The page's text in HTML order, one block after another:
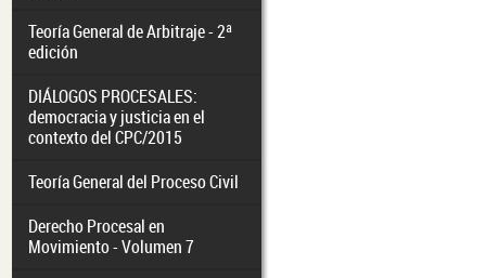
Teoría General de Arbitraje - 2ª
edición
DIÁLOGOS PROCESALES:
democracia y justicia en el
contexto del CPC/2015
Teoría General del Proceso Civil
Derecho Procesal en
Movimiento - Volumen 7